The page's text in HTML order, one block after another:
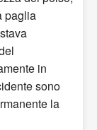
paglia
in
sono
la